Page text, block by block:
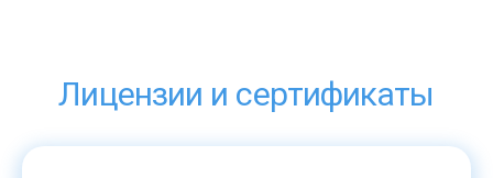
Лицензии и сертификаты